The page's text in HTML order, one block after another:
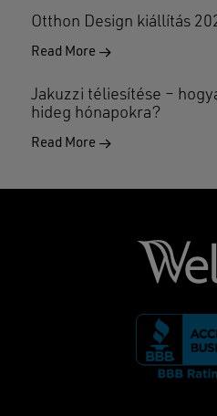
Otthon Design kiállítás
Read More
Jakuzzi téliesítése –
hideg hónapokra?
Read More